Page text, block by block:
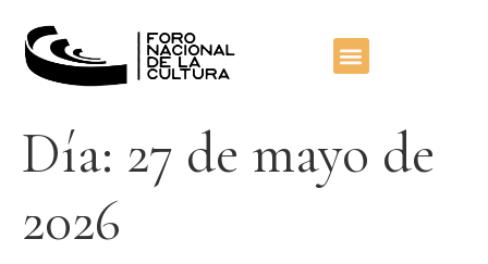
Día: 27 de mayo de
2026